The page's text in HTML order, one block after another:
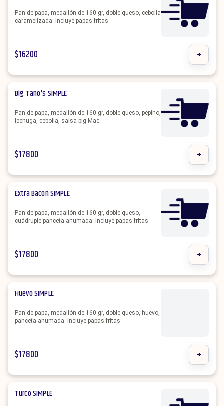
Pan de papa, medallón de 160 gr, doble queso, cebolla
caramelizada. incluye papas fritas.
$16200 +
Big Tano's SIMPLE
Pan de papa, medallón de 160 gr, doble queso, pepino,
lechuga, cebolla, salsa big Mac.
$17800 +
Extra Bacon SIMPLE
Pan de papa, medallón de 160 gr, doble queso,
cuádruple panceta ahumada. incluye papas fritas.
$17800 +
Huevo SIMPLE
Pan de papa, medallón de 160 gr, doble queso, huevo,
panceta ahumada. incluye papas fritas.
$17800 +
Turco SIMPLE